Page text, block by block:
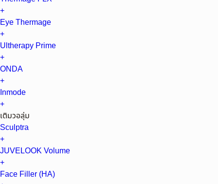
+
Eye Thermage
+
Ultherapy Prime
+
ONDA
+
Inmode
+
เติมวอลุ่ม
Sculptra
+
JUVELOOK Volume
+
Face Filler (HA)